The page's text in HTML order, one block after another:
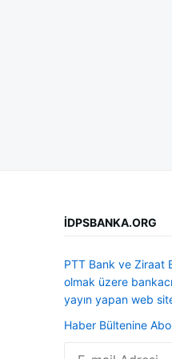
İDPSBANKA.ORG
PTT Bank ve Ziraat
olmak üzere
yayın yapan web
Haber Bültenine